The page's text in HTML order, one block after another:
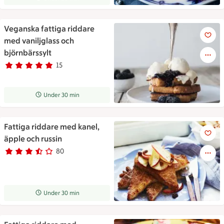
Veganska fattiga riddare
med vaniljglass och
björnbärssylt
Betyg 4.9 av 5. 15
15 personer har röstat
Receptet tar Under 30 min att tillaga
Under 30 min
Veganska fattiga riddare
Fattiga riddare med kanel,
äpple och russin
Betyg 3.5 av 5. 80
80 personer har röstat
Receptet tar Under 30 min att tillaga
Under 30 min
Fattiga riddare med kanel,